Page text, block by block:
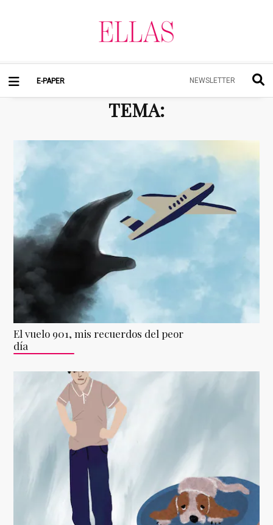
E-PAPER NEWSLETTER
TEMA:
El vuelo 901, mis recuerdos del peor
día